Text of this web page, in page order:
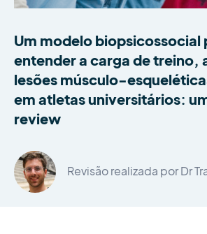
Um modelo biopsicossocial
entender a carga de treino,
lesões músculo-
em atletas universitários:
review
Revisão realizada por Dr